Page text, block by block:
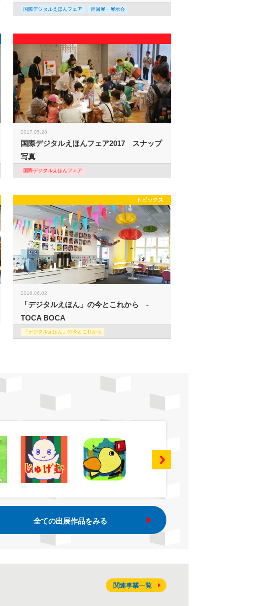
国際デジタルえほんフェア 巡回展・展示会
2017.05.28
国際デジタルえほんフェア2017 スナップ
写真
国際デジタルえほんフェア
トピックス
2016.06.02
「デジタルえほん」の今とこれから -
TOCA BOCA
「デジタルえほん」の今とこれから
全ての出展作品をみる
関連事業一覧